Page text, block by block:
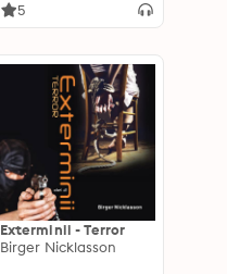
5
Exterminii - Terror
Birger Nicklasson